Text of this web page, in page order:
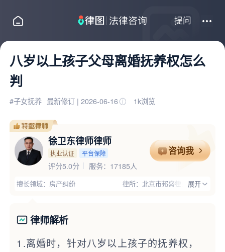
提问
八岁以上孩子父母离婚抚养权怎么
判
#子女抚养 最新修订 | 2026-06-16 1k浏览
徐卫东律师律师
执业认证 平台保障
评分5.0分 服务：17185人
咨询我
擅长领域：房产纠纷
律所：北京市邦盛律师事务所
展开
律师解析
1.离婚时，针对八岁以上孩子的抚养权，